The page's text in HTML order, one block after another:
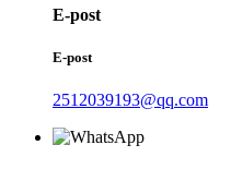
E-post
E-post
2512039193@qq.com